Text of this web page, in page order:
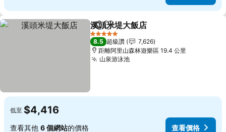
分享 加入我的最愛
溪頭米堤大飯店
5 星級
8.5 超級讚
7,626
距離阿里山森林遊樂區 19.4 公里
山泉游泳池查看價格
低至 $4,416
查看其他 6 個網站的價格 查看價格